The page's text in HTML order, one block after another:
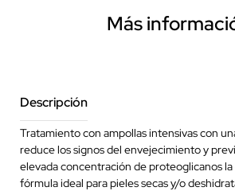
Más
Descripción
Tratamiento con ampollas intensivas con
reduce los signos del envejecimiento y
elevada concentración de proteoglicanos
fórmula ideal para pieles secas y/o